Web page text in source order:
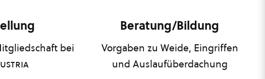
bei
Beratung/Bildung
Vorgaben zu Weide, Eingriffen
und Auslaufüberdachung